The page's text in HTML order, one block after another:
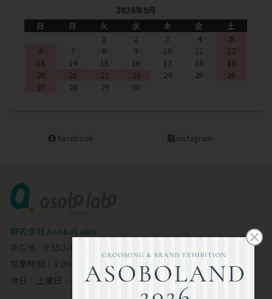
2026年9月
日
月 火 水 木 金
土
1
2 3 4
5
6
7 8 9 10 11
12
13
14 15 16 17 18
19
20
21 22 23 24 25
26
27
28 29 30
Facebook instagram
株式会社 AsoboLabo
所在地 : 〒550-0002 大阪市西区江戸堀1-23-11 6F
営業時間：9:00～18:00
休日：土曜日・日曜日・祝日